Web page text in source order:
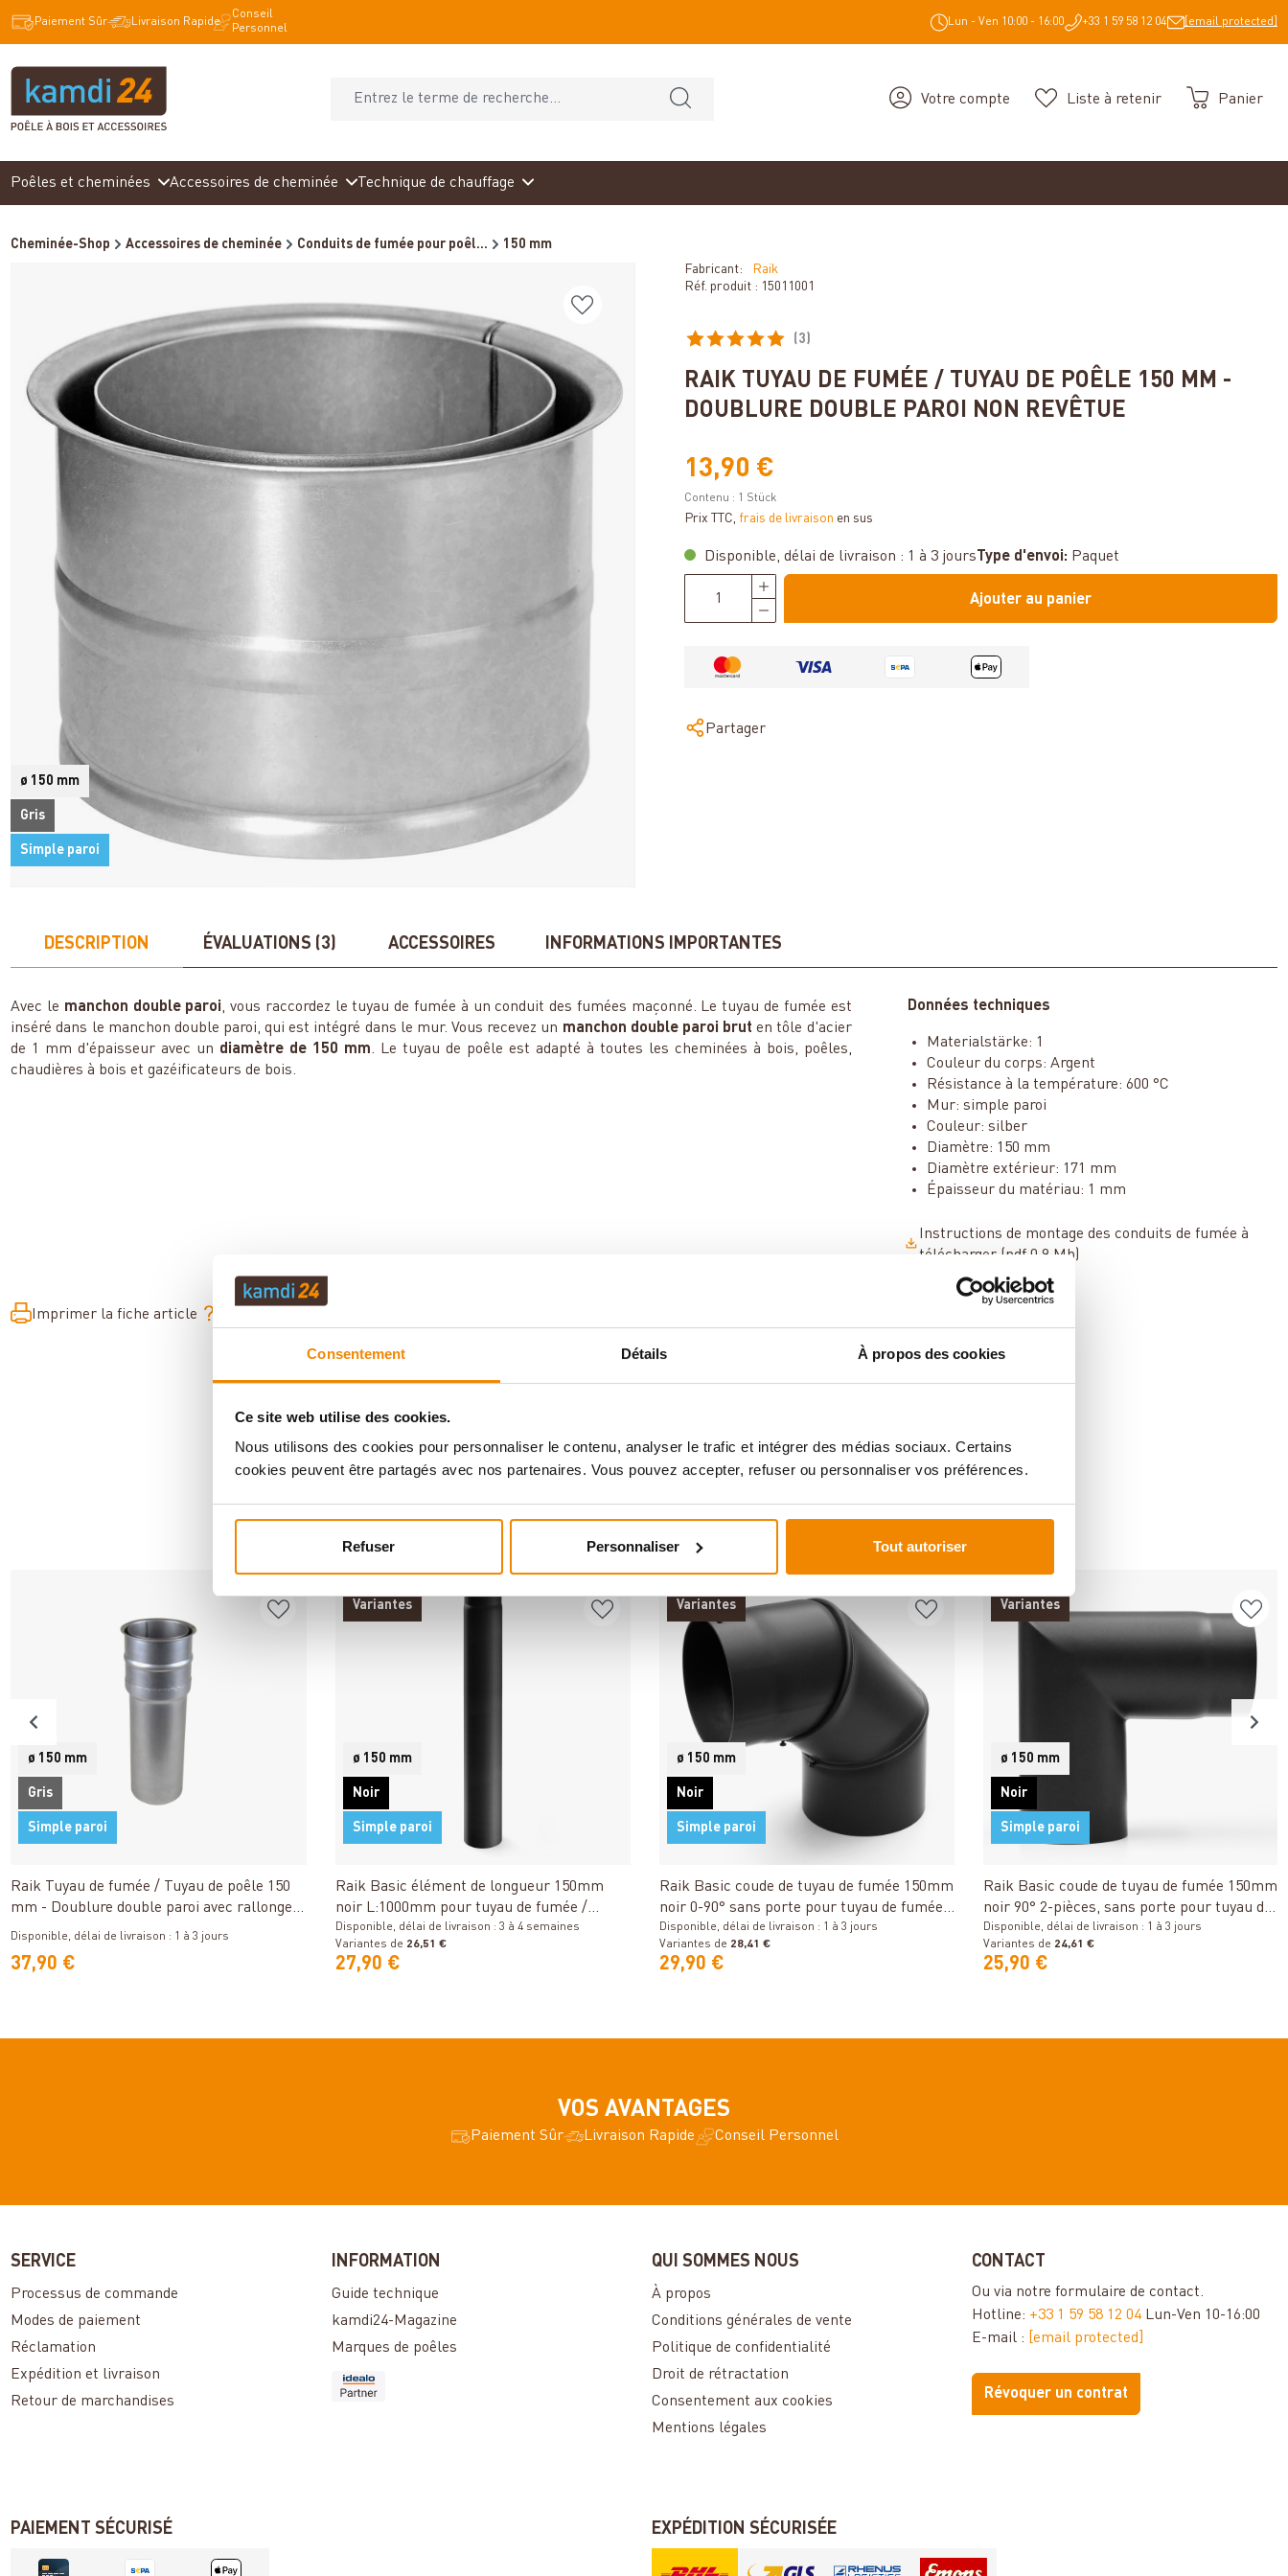
Consentement Détails À propos des cookies
Ce site web utilise des cookies.
Nous utilisons des cookies pour personnaliser le contenu, analyser le trafic et intégrer des médias sociaux. Certains
cookies peuvent être partagés avec nos partenaires. Vous pouvez accepter, refuser ou personnaliser vos préférences.
Refuser Personnaliser Tout autoriser
Passer à la navigation principale
Paiement Sûr Livraison Rapide
Conseil
Personnel
Lun - Ven 10:00 - 16:00 +33 1 59 58 12 04 [email protected]
Votre compte Liste à retenir Panier
Poêles et cheminées Accessoires de cheminée Technique de chauffage
Cheminée-Shop Accessoires de cheminée Conduits de fumée pour poêl... 150 mm
ø 150 mm
Gris
Simple paroi
Fabricant:
Raik
Réf. produit : 15011001
(3)
RAIK TUYAU DE FUMÉE / TUYAU DE POÊLE 150 MM -
DOUBLURE DOUBLE PAROI NON REVÊTUE
13,90 €
Contenu : 1 Stück
Prix TTC, frais de livraison en sus
Disponible, délai de livraison : 1 à 3 jours Type d'envoi: Paquet
Ajouter au panier
Partager
DESCRIPTION ÉVALUATIONS (3) ACCESSOIRES INFORMATIONS IMPORTANTES
Avec le manchon double paroi, vous raccordez le tuyau de fumée à un conduit des fumées maçonné. Le tuyau de fumée est
inséré dans le manchon double paroi, qui est intégré dans le mur. Vous recevez un manchon double paroi brut en tôle d'acier
de 1 mm d'épaisseur avec un diamètre de 150 mm. Le tuyau de poêle est adapté à toutes les cheminées à bois, poêles,
chaudières à bois et gazéificateurs de bois.
Données techniques
Materialstärke: 1
Couleur du corps: Argent
Résistance à la température: 600 °C
Mur: simple paroi
Couleur: silber
Diamètre: 150 mm
Diamètre extérieur: 171 mm
Épaisseur du matériau: 1 mm
Instructions de montage des conduits de fumée à
télécharger (pdf 0.9 Mb)
Imprimer la fiche article
ANDERE INTERESSIERTEN SICH AUCH DAFÜR
ø 150 mm
Gris
Simple paroi
Raik Tuyau de fumée / Tuyau de poêle 150
mm - Doublure double paroi avec rallonge
400 mm non revêtue
Disponible, délai de livraison : 1 à 3 jours
37,90 €
Variantes
ø 150 mm
Noir
Simple paroi
Détails
Raik Basic élément de longueur 150mm
noir L:1000mm pour tuyau de fumée /
conduit de fumée
Disponible, délai de livraison : 3 à 4 semaines
Variantes de 26,51 €
27,90 €
Variantes
ø 150 mm
Noir
Simple paroi
Raik Basic coude de tuyau de fumée 150mm
noir 0-90° sans porte pour tuyau de fumée /
conduit de fumée
Disponible, délai de livraison : 1 à 3 jours
Variantes de 28,41 €
29,90 €
Variantes
ø 150 mm
Noir
Simple paroi
Raik Basic coude de tuyau de fumée 150mm
noir 90° 2-pièces, sans porte pour tuyau de
fumée / conduit de fumée
Disponible, délai de livraison : 1 à 3 jours
Variantes de 24,61 €
25,90 €
VOS AVANTAGES
Paiement Sûr Livraison Rapide Conseil Personnel
SERVICE
Processus de commande
Modes de paiement
Réclamation
Expédition et livraison
Retour de marchandises
INFORMATION
Guide technique
kamdi24-Magazine
Marques de poêles
QUI SOMMES NOUS
À propos
Conditions générales de vente
Politique de confidentialité
Droit de rétractation
Consentement aux cookies
Mentions légales
CONTACT
Ou via notreformulaire de contact.
Hotline: +33 1 59 58 12 04 Lun-Ven 10-16:00
E-mail : [email protected]
Révoquer un contrat
PAIEMENT SÉCURISÉ EXPÉDITION SÉCURISÉE